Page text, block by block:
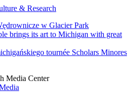
& Research
w Glacier Park
brings its art to Michigan with great
tournée Scholars Minores
Media Center